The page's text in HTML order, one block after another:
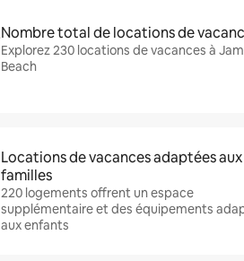
Nombre total de locations de
Explorez 230 locations de vacances à
Beach
Locations de vacances adaptées aux
familles
220 logements offrent un espace
supplémentaire et des équipements
aux enfants